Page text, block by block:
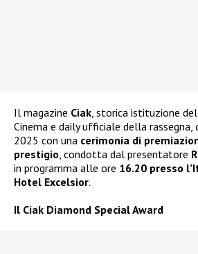
Il magazine Ciak, storica istituzione
Cinema e daily ufficiale della rassegna,
2025 con una cerimonia di
prestigio, condotta dal presentatore
in programma alle ore 16.20 presso
Hotel Excelsior.
Il Ciak Diamond Special Award